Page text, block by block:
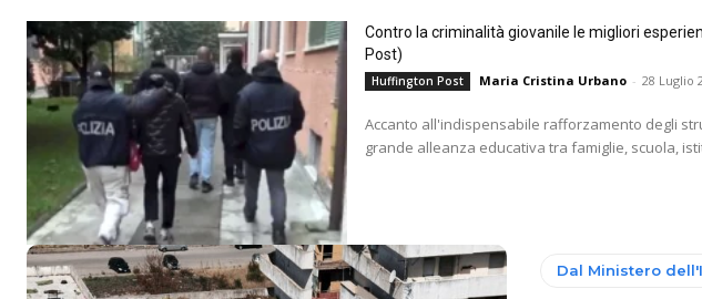
Contro la criminalità giovanile le migliori
Post)
Huffington Post Maria Cristina Urbano - 28 Luglio
Accanto all'indispensabile rafforzamento degli
grande alleanza educativa tra famiglie, scuola,
Dal Ministero